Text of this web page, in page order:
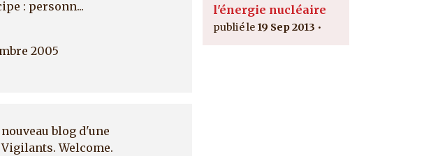
: personn...
2005
blog d'une
Welcome.
l'énergie nucléaire
19 Sep 2013